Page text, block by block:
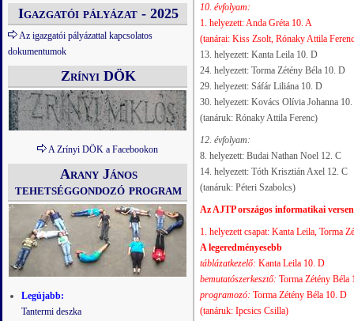
Igazgatói pályázat - 2025
Az igazgatói pályázattal kapcsolatos
dokumentumok
Zrínyi DÖK
A Zrínyi DÖK a Facebookon
Arany János
tehetséggondozó program
Legújabb:
Tantermi deszka
10. évfolyam:
1. helyezett: Anda Gréta 10. A
(tanárai: Kiss Zsolt, Rónaky Attila
13. helyezett: Kanta Leila 10. D
24. helyezett: Torma Zétény Béla 10. D
29. helyezett: Sáfár Liliána 10. D
30. helyezett: Kovács Olívia Johanna
(tanáruk: Rónaky Attila Ferenc)
12. évfolyam:
8. helyezett: Budai Nathan Noel 12. C
14. helyezett: Tóth Krisztián Axel 12. C
(tanáruk: Péteri Szabolcs)
Az AJTP országos informatikai
1. helyezett csapat: Kanta Leila, Torma
A legeredményesebb
táblázatkezelő: Kanta Leila 10. D
bemutatószerkesztő: Torma Zétény Béla
programozó: Torma Zétény Béla 10. D
(tanáruk: Ipcsics Csilla)